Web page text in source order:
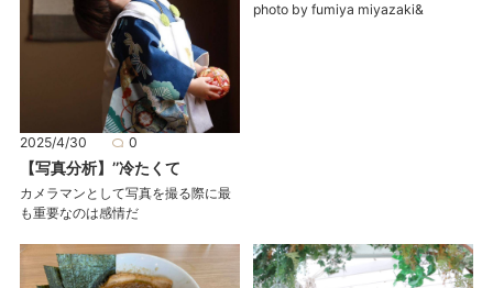
2025/4/30 0
【写真分析】’’冷たくて
カメラマンとして写真を撮る際に最
も重要なのは感情だ
photo by fumiya miyazaki&